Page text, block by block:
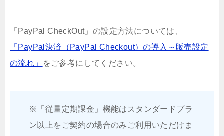
「PayPal CheckOut」の設定方法については、
「PayPal決済（PayPal Checkout）の導入～販売設定
の流れ」
をご参考にしてください。
※「従量定期課金」機能はスタンダードプラ
ン以上をご契約の場合のみご利用いただけま